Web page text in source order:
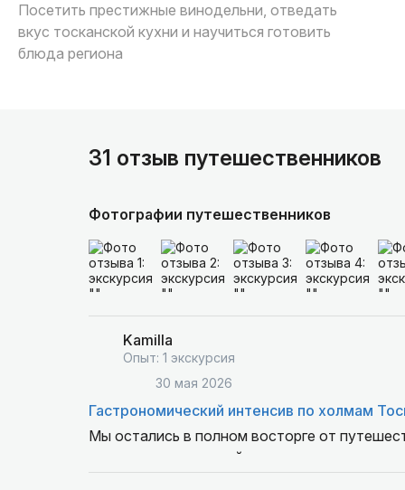
Посетить престижные винодельни, отведать
вкус тосканской кухни и научиться готовить
блюда региона
31 отзыв путешественников
Фотографии путешественников
Kamilla
Опыт: 1 экскурсия
30 мая 2026
Гастрономический интенсив по холмам
Мы остались в полном восторге от
продуман до мелочей, программа